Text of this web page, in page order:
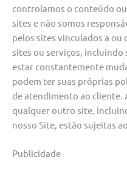
controlamos o conteúdo
sites e não somos
pelos sites vinculados a ou
sites ou serviços, incluindo
estar constantemente
podem ter suas próprias
de atendimento ao cliente.
qualquer outro site,
nosso Site, estão sujeitas
Publicidade